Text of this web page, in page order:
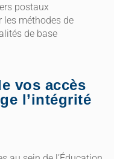
postaux
les méthodes de
de base
vos accès
l’intégrité